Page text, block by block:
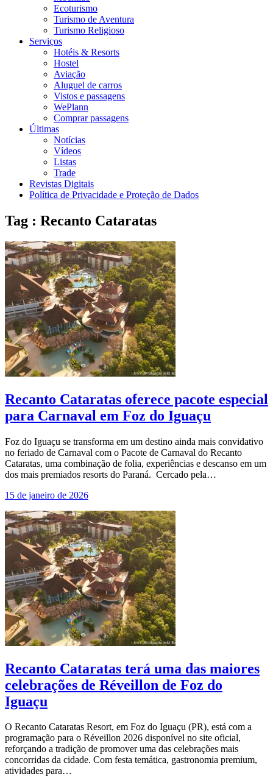
Ecoturismo
Turismo de Aventura
Turismo Religioso
Serviços
Hotéis & Resorts
Hostel
Aviação
Aluguel de carros
Vistos e passagens
WePlann
Comprar passagens
Últimas
Notícias
Vídeos
Listas
Trade
Revistas Digitais
Política de Privacidade e Proteção de Dados
Tag : Recanto Cataratas
Recanto Cataratas oferece pacote especial
para Carnaval em Foz do Iguaçu
Foz do Iguaçu se transforma em um destino ainda mais convidativo
no feriado de Carnaval com o Pacote de Carnaval do Recanto
Cataratas, uma combinação de folia, experiências e descanso em um
dos mais premiados resorts do Paraná. Cercado pela…
15 de janeiro de 2026
Recanto Cataratas terá uma das maiores
celebrações de Réveillon de Foz do
Iguaçu
O Recanto Cataratas Resort, em Foz do Iguaçu (PR), está com a
programação para o Réveillon 2026 disponível no site oficial,
reforçando a tradição de promover uma das celebrações mais
concorridas da cidade. Com festa temática, gastronomia premium,
atividades para…